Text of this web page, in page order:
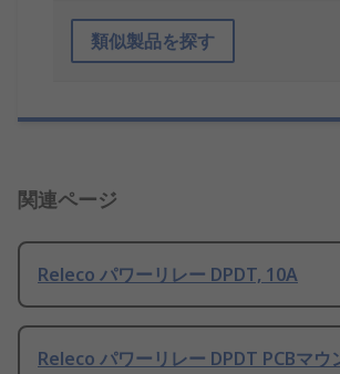
類似製品を探す
関連ページ
Releco パワーリレー DPDT, 10A
Releco パワーリレー DPDT PCBマウ